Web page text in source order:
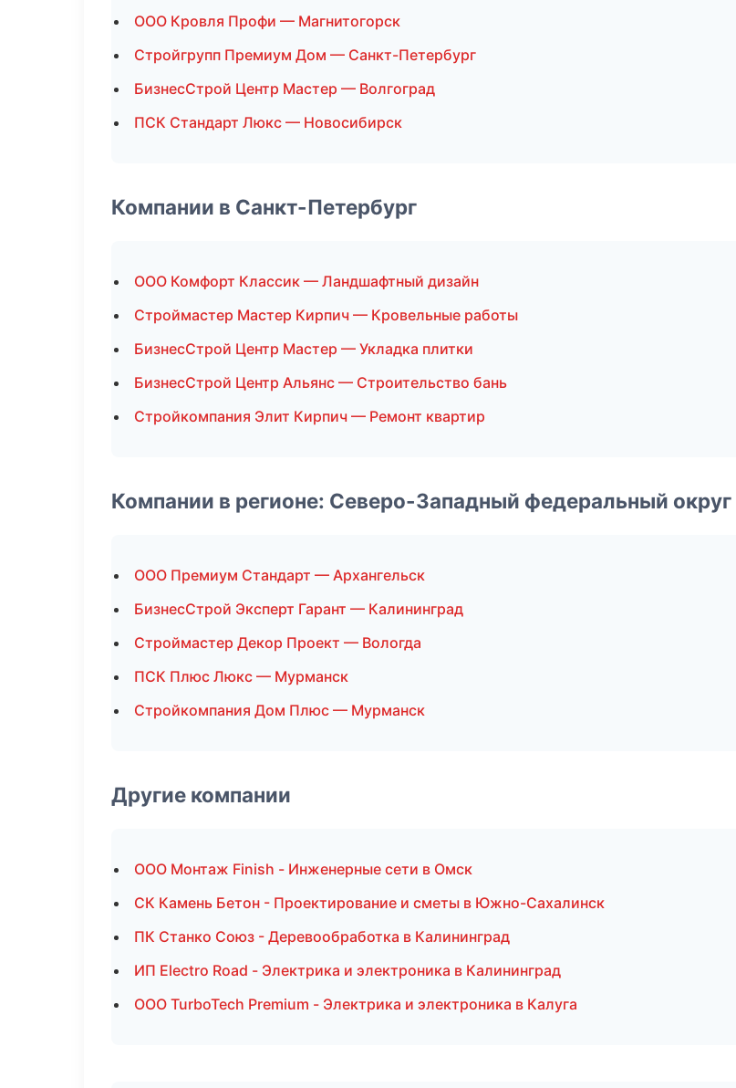
ООО Кровля Профи — Магнитогорск
Стройгрупп Премиум Дом — Санкт-Петербург
БизнесСтрой Центр Мастер — Волгоград
ПСК Стандарт Люкс — Новосибирск
Компании в Санкт-Петербург
ООО Комфорт Классик — Ландшафтный дизайн
Строймастер Мастер Кирпич — Кровельные работы
БизнесСтрой Центр Мастер — Укладка плитки
БизнесСтрой Центр Альянс — Строительство бань
Стройкомпания Элит Кирпич — Ремонт квартир
Компании в регионе: Северо-Западный федеральный округ
ООО Премиум Стандарт — Архангельск
БизнесСтрой Эксперт Гарант — Калининград
Строймастер Декор Проект — Вологда
ПСК Плюс Люкс — Мурманск
Стройкомпания Дом Плюс — Мурманск
Другие компании
ООО Монтаж Finish - Инженерные сети в Омск
СК Камень Бетон - Проектирование и сметы в Южно-Сахалинск
ПК Станко Союз - Деревообработка в Калининград
ИП Electro Road - Электрика и электроника в Калининград
ООО TurboTech Premium - Электрика и электроника в Калуга